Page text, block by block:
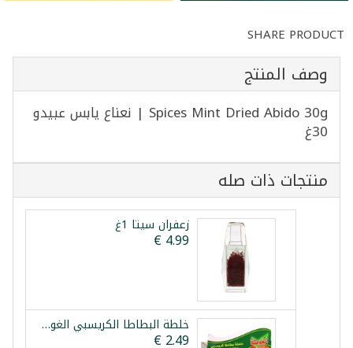
SHARE PRODUCT
وصف المنتج
Spices Mint Dried Abido 30g | نعناع يابس عبيدو
30غ
منتجات ذات صله
زعفران سيتا 1غ
خلطة البطاطا الكريسبي الغوطة 100غ